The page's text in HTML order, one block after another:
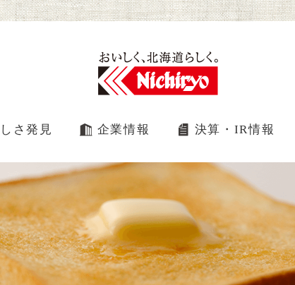
さ発見 企業情報 決算・IR情報